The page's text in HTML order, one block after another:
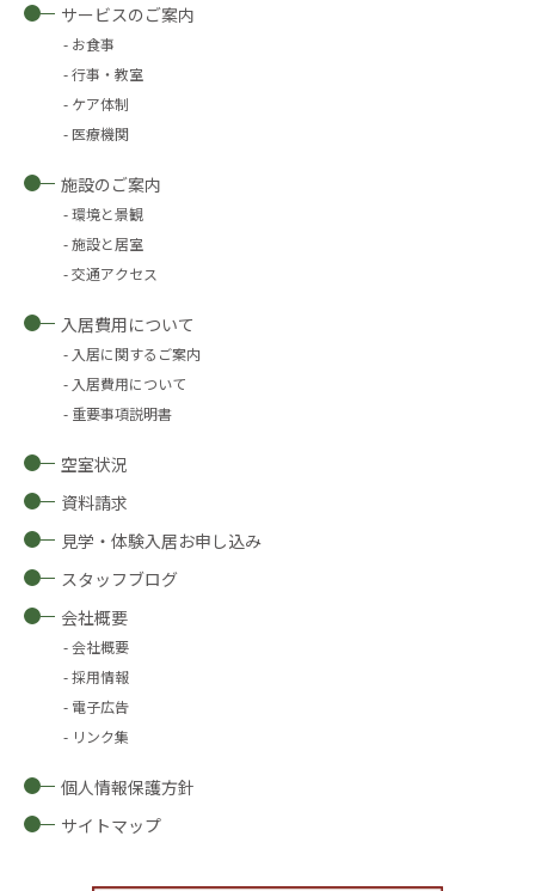
サービスのご案内
お食事
行事・教室
ケア体制
医療機関
施設のご案内
環境と景観
施設と居室
交通アクセス
入居費用について
入居に関するご案内
入居費用について
重要事項説明書
空室状況
資料請求
見学・体験入居お申し込み
スタッフブログ
会社概要
会社概要
採用情報
電子広告
リンク集
個人情報保護方針
サイトマップ